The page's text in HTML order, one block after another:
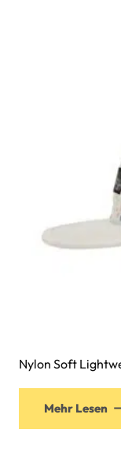
Nylon Soft
Mehr Lesen